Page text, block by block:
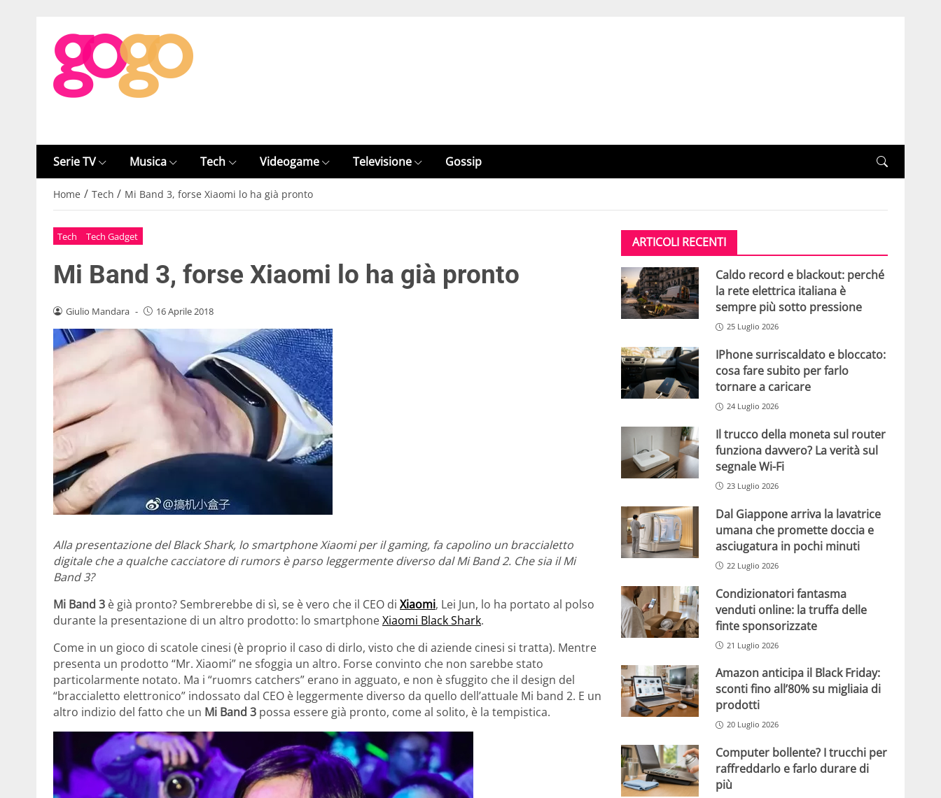
Serie TV Musica Tech Videogame Televisione Gossip
Home / Tech / Mi Band 3, forse Xiaomi lo ha già pronto
Tech Tech Gadget
Mi Band 3, forse Xiaomi lo ha già pronto
Giulio Mandara - 16 Aprile 2018
Alla presentazione del Black Shark, lo smartphone Xiaomi per il gaming, fa capolino un braccialetto
digitale che a qualche cacciatore di rumors è parso leggermente diverso dal Mi Band 2. Che sia il Mi
Band 3?
Mi Band 3 è già pronto? Sembrerebbe di sì, se è vero che il CEO di Xiaomi, Lei Jun, lo ha portato al polso
durante la presentazione di un altro prodotto: lo smartphoneXiaomi Black Shark.
Come in un gioco di scatole cinesi (è proprio il caso di dirlo, visto che di aziende cinesi si tratta). Mentre
presenta un prodotto “Mr. Xiaomi” ne sfoggia un altro. Forse convinto che non sarebbe stato
particolarmente notato. Ma i “ruomrs catchers” erano in agguato, e non è sfuggito che il design del
“braccialetto elettronico” indossato dal CEO è leggermente diverso da quello dell’attuale Mi band 2. E un
altro indizio del fatto che un Mi Band 3 possa essere già pronto, come al solito, è la tempistica.
ARTICOLI RECENTI
Caldo record e blackout: perché
la rete elettrica italiana è
sempre più sotto pressione
25 Luglio 2026
IPhone surriscaldato e bloccato:
cosa fare subito per farlo
tornare a caricare
24 Luglio 2026
Il trucco della moneta sul router
funziona davvero? La verità sul
segnale Wi-Fi
23 Luglio 2026
Dal Giappone arriva la lavatrice
umana che promette doccia e
asciugatura in pochi minuti
22 Luglio 2026
Condizionatori fantasma
venduti online: la truffa delle
finte sponsorizzate
21 Luglio 2026
Amazon anticipa il Black Friday:
sconti fino all’80% su migliaia di
prodotti
20 Luglio 2026
Computer bollente? I trucchi per
raffreddarlo e farlo durare di
più